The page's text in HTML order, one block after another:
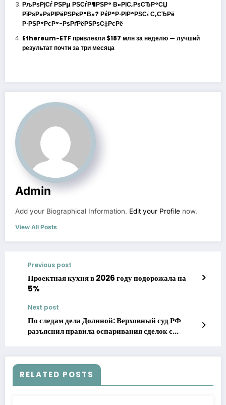
РљРѕРјСѓ РЅРµ РЅСѓР¶РЅР° В«РІС‚РѕСЂР°СЏ
РїРѕР»РѕРІРёРЅРєР°В»? РќР°Р·РІР°РЅС‹ С‚СЂРё
Р·РЅР°РєР°-РѕРґРёРЅРѕС‡РєРё
Ethereum-ETF привлекли $187 млн за неделю — лучший
результат почти за три месяца
Admin
Add your Biographical Information. Edit your Profile now.
View All Posts
Previous post
Проектная кухня в 2026 году подорожала на
5%
Next post
По следам дела Долиной: Верховный суд РФ
разъяснил правила оспаривания сделок с
RELATED POSTS